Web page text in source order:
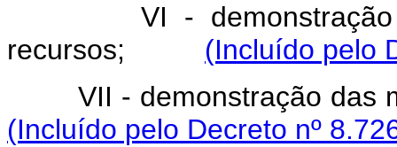
VI -
recursos;
(Incluído pelo
VII - demonstração das
(Incluído pelo Decreto nº